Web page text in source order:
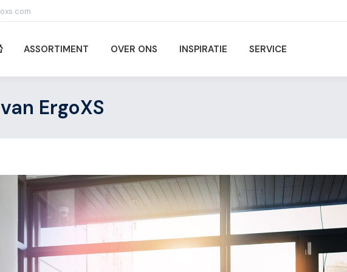
ASSORTIMENT OVER ONS INSPIRATIE SERVICE
ErgoXS